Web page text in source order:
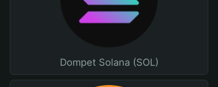
Dompet Solana (SOL)